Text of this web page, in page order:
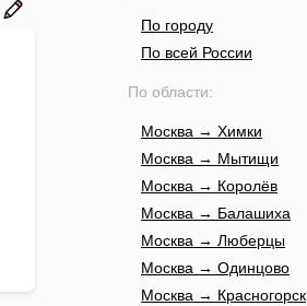
По городу
По всей России
По области:
Москва → Химки
Москва → Мытищи
Москва → Королёв
Москва → Балашиха
Москва → Люберцы
Москва → Одинцово
Москва → Красногорск